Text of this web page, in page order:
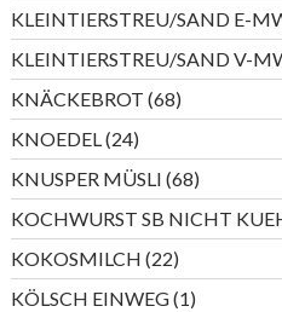
KLEINTIERSTREU/SAND E-
KLEINTIERSTREU/SAND V-
KNÄCKEBROT 6868
Produkte
KNOEDEL 2424
Produkte
KNUSPER MÜSLI 6868
Produkte
KOCHWURST SB NICHT
KOKOSMILCH 2222
Produkte
KÖLSCH EINWEG 11